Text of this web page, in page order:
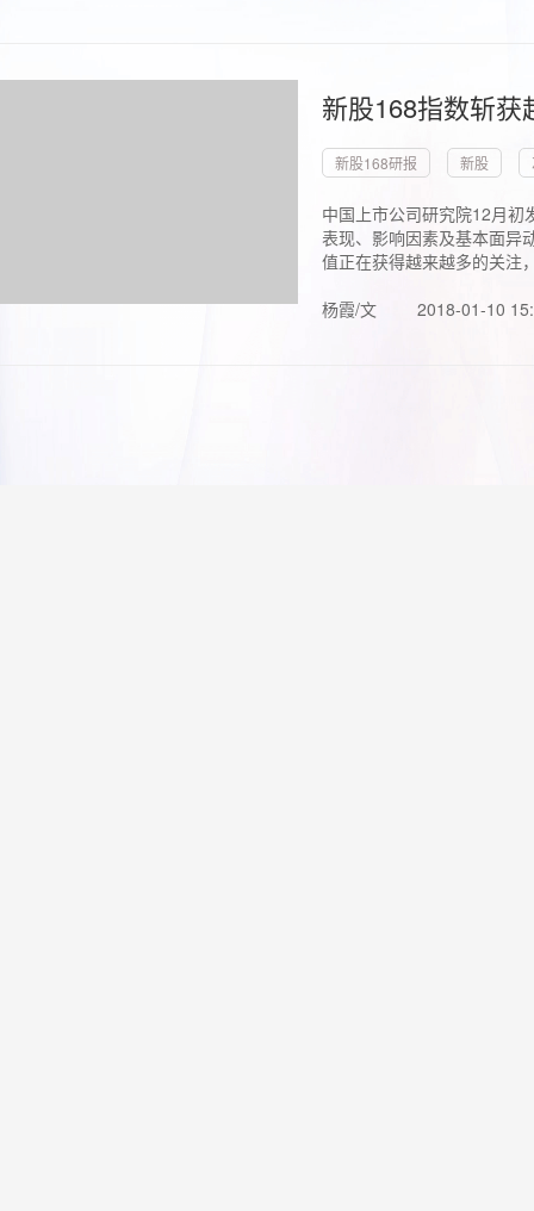
新股168指数斩
新股168研报 新股
中国上市公司研究院12月初
表现、影响因素及基本面异
值正在获得越来越多的关注
杨霞/文
2018-01-10